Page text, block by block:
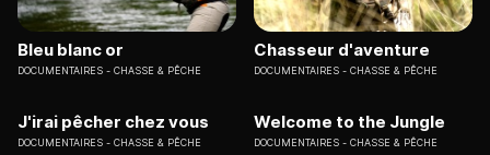
Bleu blanc or
DOCUMENTAIRES CHASSE & PÊCHE
Chasseur d'aventure
DOCUMENTAIRES CHASSE & PÊCHE
J'irai pêcher chez vous
DOCUMENTAIRES CHASSE & PÊCHE
Welcome to the Jungle
DOCUMENTAIRES CHASSE & PÊCHE